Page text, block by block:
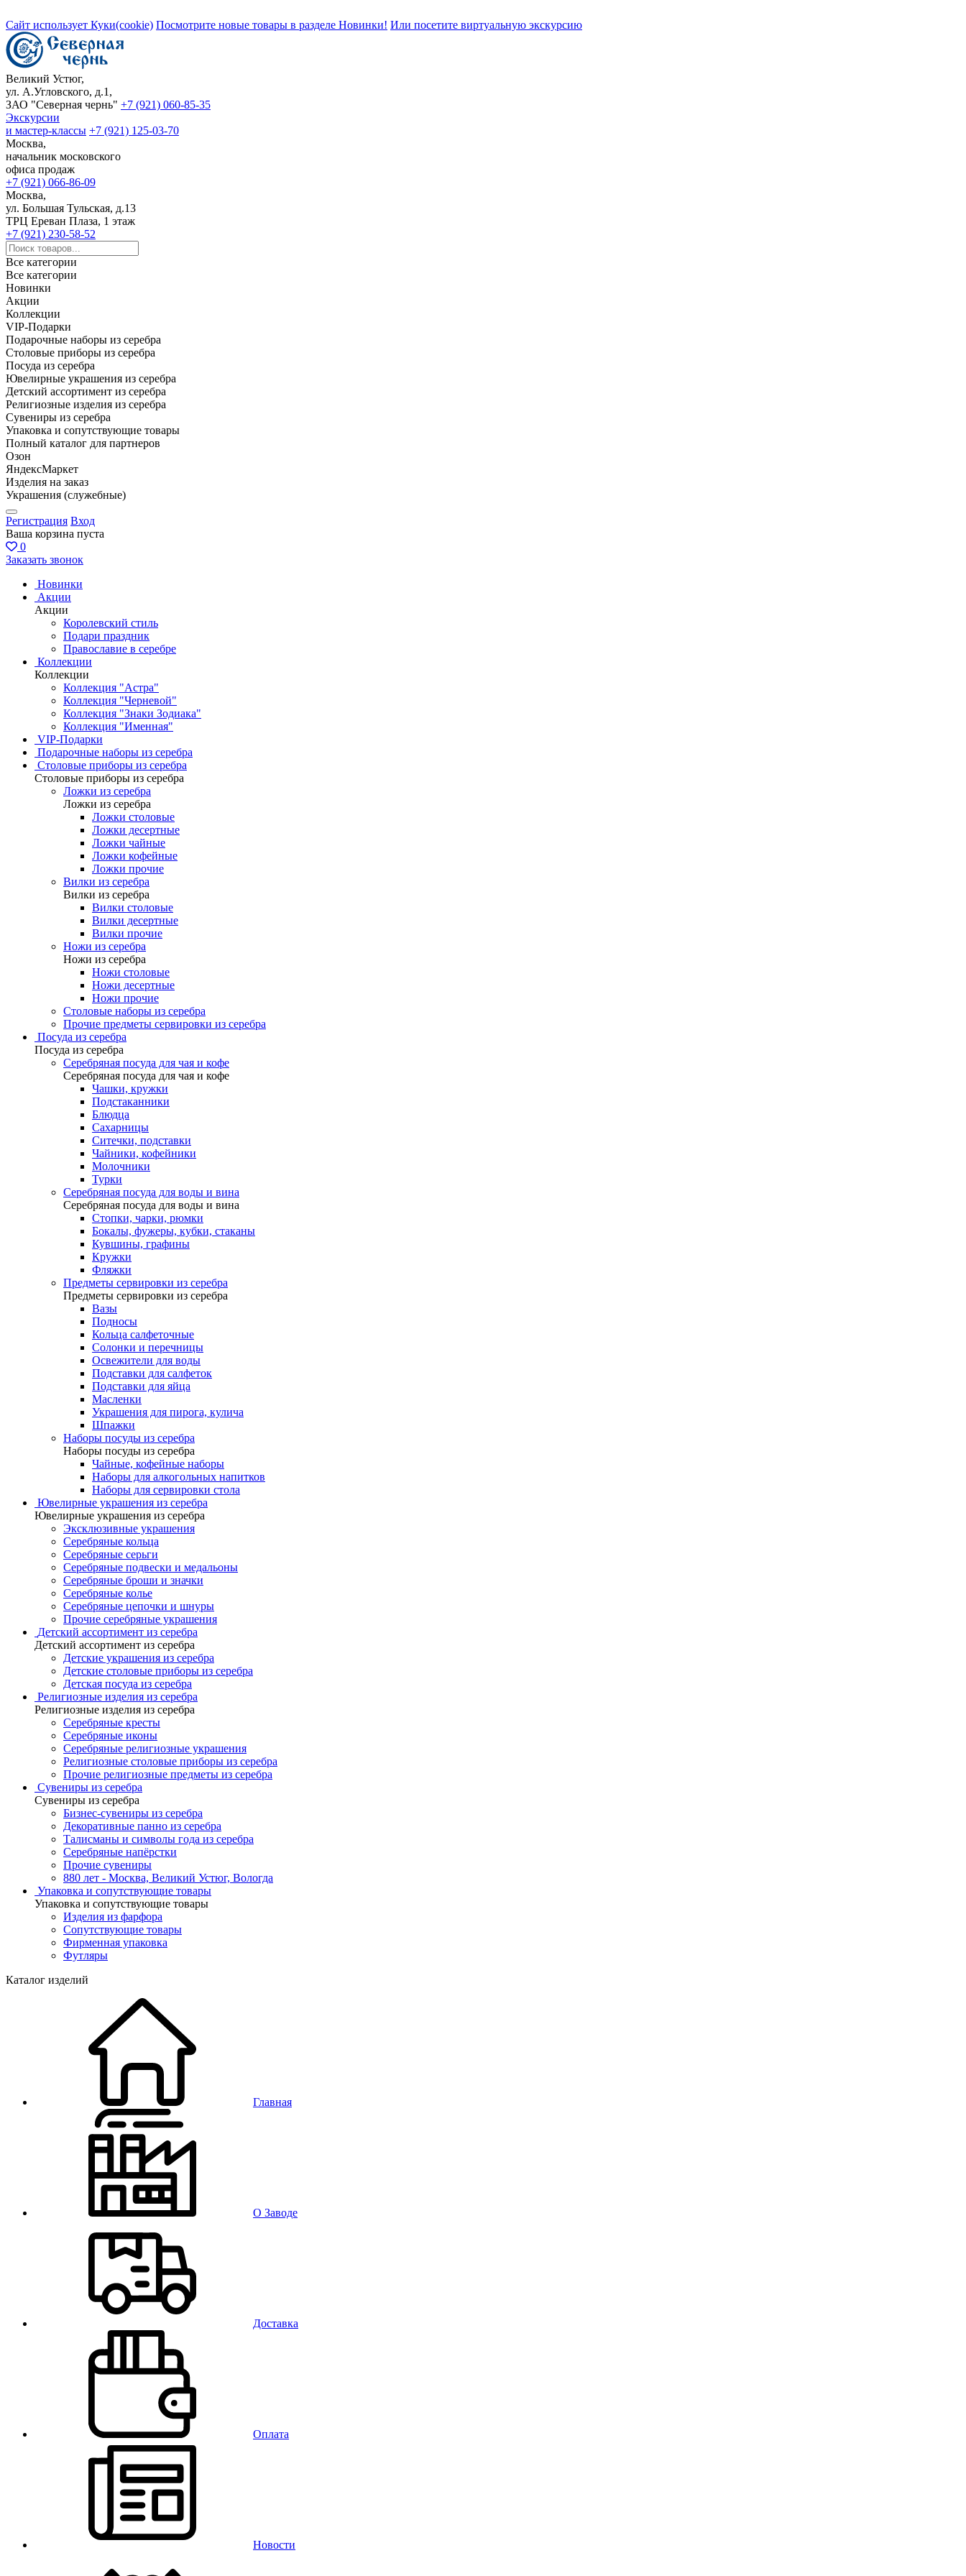
Сайт использует Куки(cookie) Посмотрите новые товары в разделе Новинки! Или посетите виртуальную экскурсию
Великий Устюг,
ул. А.Угловского, д.1,
ЗАО "Северная чернь" +7 (921) 060-85-35
Экскурсии
и мастер-классы +7 (921) 125-03-70
Москва,
начальник московского
офиса продаж
+7 (921) 066-86-09
Москва,
ул. Большая Тульская, д.13
ТРЦ Ереван Плаза, 1 этаж
+7 (921) 230-58-52
Все категории
Все категории
Новинки
Акции
Коллекции
VIP-Подарки
Подарочные наборы из серебра
Столовые приборы из серебра
Посуда из серебра
Ювелирные украшения из серебра
Детский ассортимент из серебра
Религиозные изделия из серебра
Сувениры из серебра
Упаковка и сопутствующие товары
Полный каталог для партнеров
Озон
ЯндексМаркет
Изделия на заказ
Украшения (служебные)
Регистрация Вход
Ваша корзина пуста
0
Заказать звонок
Новинки
Акции
Акции
Королевский стиль
Подари праздник
Православие в серебре
Коллекции
Коллекции
Коллекция "Астра"
Коллекция "Черневой"
Коллекция "Знаки Зодиака"
Коллекция "Именная"
VIP-Подарки
Подарочные наборы из серебра
Столовые приборы из серебра
Столовые приборы из серебра
Ложки из серебра
Ложки из серебра
Ложки столовые
Ложки десертные
Ложки чайные
Ложки кофейные
Ложки прочие
Вилки из серебра
Вилки из серебра
Вилки столовые
Вилки десертные
Вилки прочие
Ножи из серебра
Ножи из серебра
Ножи столовые
Ножи десертные
Ножи прочие
Столовые наборы из серебра
Прочие предметы сервировки из серебра
Посуда из серебра
Посуда из серебра
Серебряная посуда для чая и кофе
Серебряная посуда для чая и кофе
Чашки, кружки
Подстаканники
Блюдца
Сахарницы
Ситечки, подставки
Чайники, кофейники
Молочники
Турки
Серебряная посуда для воды и вина
Серебряная посуда для воды и вина
Стопки, чарки, рюмки
Бокалы, фужеры, кубки, стаканы
Кувшины, графины
Кружки
Фляжки
Предметы сервировки из серебра
Предметы сервировки из серебра
Вазы
Подносы
Кольца салфеточные
Солонки и перечницы
Освежители для воды
Подставки для салфеток
Подставки для яйца
Масленки
Украшения для пирога, кулича
Шпажки
Наборы посуды из серебра
Наборы посуды из серебра
Чайные, кофейные наборы
Наборы для алкогольных напитков
Наборы для сервировки стола
Ювелирные украшения из серебра
Ювелирные украшения из серебра
Эксклюзивные украшения
Серебряные кольца
Серебряные серьги
Серебряные подвески и медальоны
Серебряные броши и значки
Серебряные колье
Серебряные цепочки и шнуры
Прочие серебряные украшения
Детский ассортимент из серебра
Детский ассортимент из серебра
Детские украшения из серебра
Детские столовые приборы из серебра
Детская посуда из серебра
Религиозные изделия из серебра
Религиозные изделия из серебра
Серебряные кресты
Серебряные иконы
Серебряные религиозные украшения
Религиозные столовые приборы из серебра
Прочие религиозные предметы из серебра
Сувениры из серебра
Сувениры из серебра
Бизнес-сувениры из серебра
Декоративные панно из серебра
Талисманы и символы года из серебра
Серебряные напёрстки
Прочие сувениры
880 лет - Москва, Великий Устюг, Вологда
Упаковка и сопутствующие товары
Упаковка и сопутствующие товары
Изделия из фарфора
Сопутствующие товары
Фирменная упаковка
Футляры
Каталог изделий
Главная
О Заводе
Доставка
Оплата
Новости